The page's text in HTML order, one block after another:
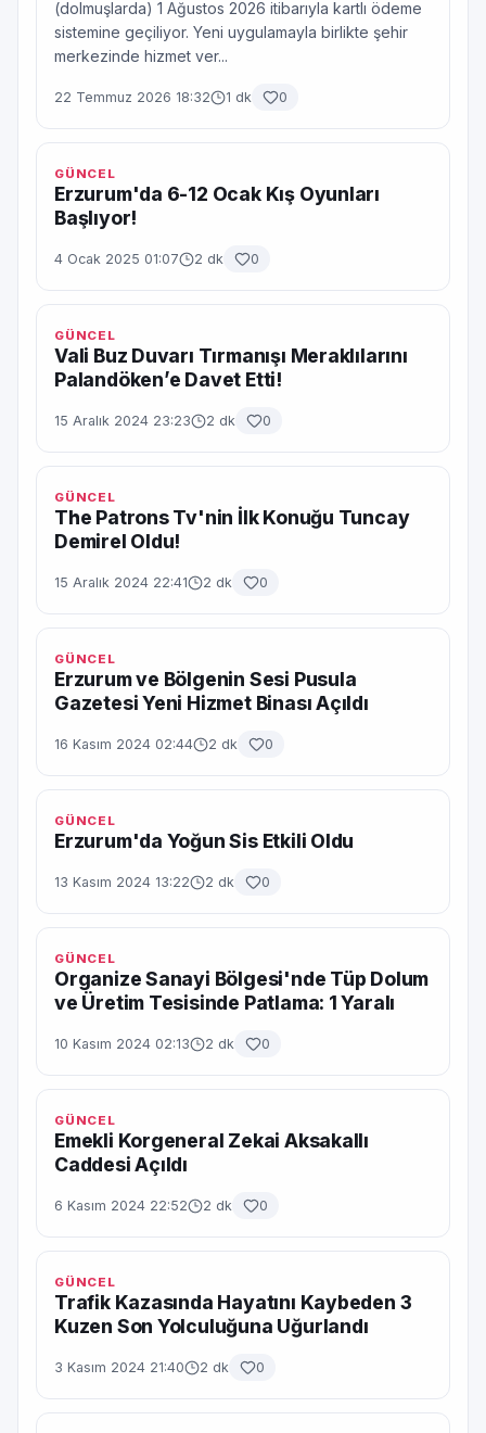
(dolmuşlarda) 1 Ağustos 2026 itibarıyla kartlı ödeme
sistemine geçiliyor. Yeni uygulamayla birlikte şehir
merkezinde hizmet ver...
22 Temmuz 2026 18:32 1 dk 0
GÜNCEL
Erzurum'da 6-12 Ocak Kış Oyunları
Başlıyor!
4 Ocak 2025 01:07 2 dk 0
GÜNCEL
Vali Buz Duvarı Tırmanışı Meraklılarını
Palandöken’e Davet Etti!
15 Aralık 2024 23:23 2 dk 0
GÜNCEL
The Patrons Tv'nin İlk Konuğu Tuncay
Demirel Oldu!
15 Aralık 2024 22:41 2 dk 0
GÜNCEL
Erzurum ve Bölgenin Sesi Pusula
Gazetesi Yeni Hizmet Binası Açıldı
16 Kasım 2024 02:44 2 dk 0
GÜNCEL
Erzurum'da Yoğun Sis Etkili Oldu
13 Kasım 2024 13:22 2 dk 0
GÜNCEL
Organize Sanayi Bölgesi'nde Tüp Dolum
ve Üretim Tesisinde Patlama: 1 Yaralı
10 Kasım 2024 02:13 2 dk 0
GÜNCEL
Emekli Korgeneral Zekai Aksakallı
Caddesi Açıldı
6 Kasım 2024 22:52 2 dk 0
GÜNCEL
Trafik Kazasında Hayatını Kaybeden 3
Kuzen Son Yolculuğuna Uğurlandı
3 Kasım 2024 21:40 2 dk 0